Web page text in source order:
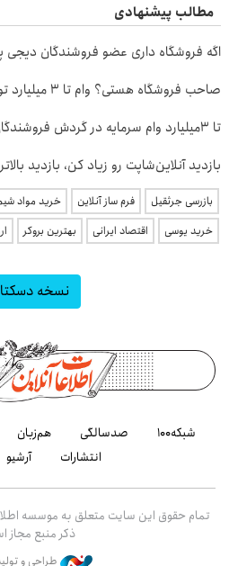
مطالب پیشنهادی
اگه فروشگاه داری عضو فروشندگان دیجی پی شو 3 میلیارد
صاحب فروشگاه هستی؟ وام تا ۳ میلیارد تومان بگیر
تا 3میلیارد وام سرمایه در گردش فروشندگان => فروشگاهت رو ثبت کن
بازدید آنلاین‌شاپت رو زیاد کن، بازدید
بازرسی جرثقیل فرم ساز آنلاین خرید مواد
خرید یوسی
اقتصاد ایرانی بهترین بروکر
نسخه
شبکه۱۰۰ صدسالگی هم‌زبان
انتشارات
آرشیو
تمام حقوق این سایت متعلق به موسسه
ذکر منبع مجاز
طراحی و